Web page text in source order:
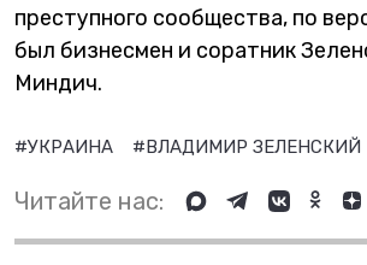
преступного сообщества, по
был бизнесмен и соратник
Миндич.
#УКРАИНА #ВЛАДИМИР ЗЕЛЕНСКИЙ
Читайте нас: